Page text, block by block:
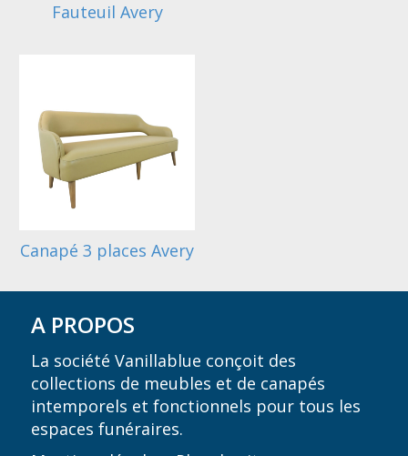
Fauteuil Avery
Canapé 3 places Avery
A PROPOS
La société Vanillablue conçoit des
collections de meubles et de canapés
intemporels et fonctionnels pour tous les
espaces funéraires.